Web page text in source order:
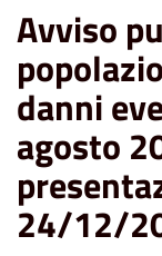
Avviso
danni
agosto
24/12/